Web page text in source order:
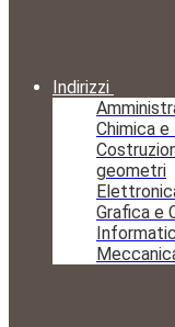
Indirizzi
Chimica
geometri
Grafica e